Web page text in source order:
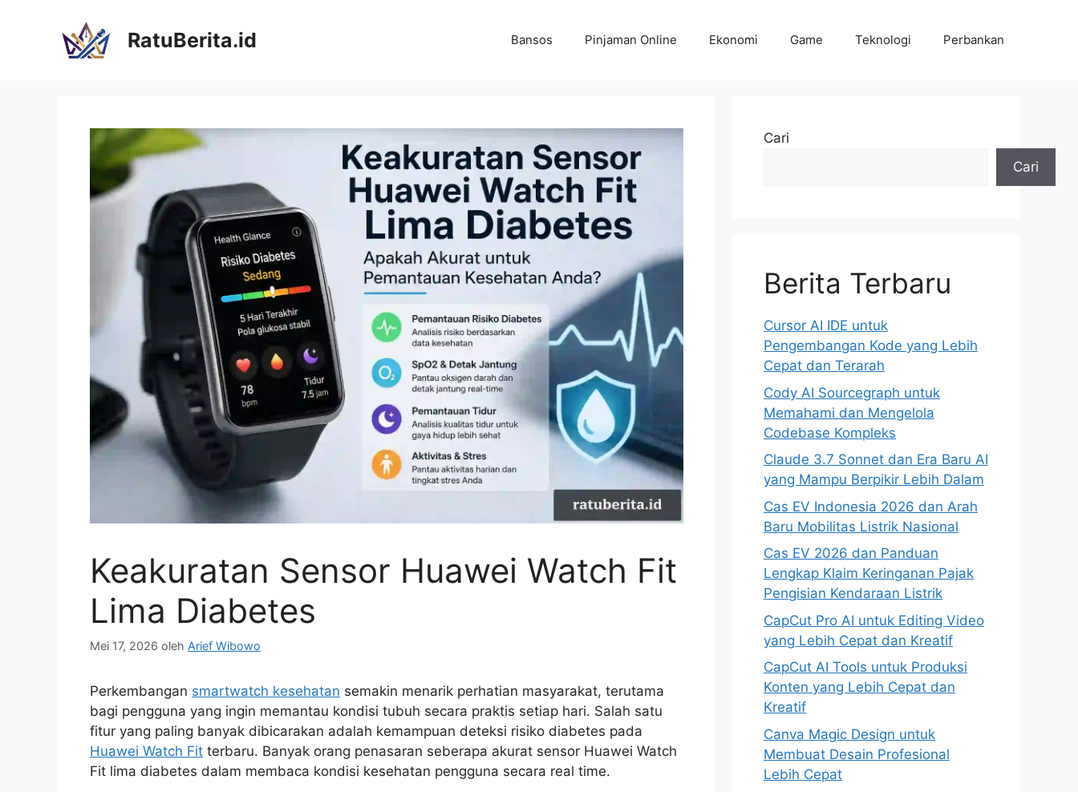
RatuBerita.id Bansos Pinjaman Online Ekonomi Game Teknologi Perbankan
Keakuratan Sensor Huawei Watch Fit
Lima Diabetes
Mei 17, 2026 oleh Arief Wibowo
Perkembangan smartwatch kesehatan semakin menarik perhatian masyarakat, terutama
bagi pengguna yang ingin memantau kondisi tubuh secara praktis setiap hari. Salah satu
fitur yang paling banyak dibicarakan adalah kemampuan deteksi risiko diabetes pada
Huawei Watch Fit terbaru. Banyak orang penasaran seberapa akurat sensor Huawei Watch
Fit lima diabetes dalam membaca kondisi kesehatan pengguna secara real time.
Cari
Cari
Berita Terbaru
Cursor AI IDE untuk
Pengembangan Kode yang Lebih
Cepat dan Terarah
Cody AI Sourcegraph untuk
Memahami dan Mengelola
Codebase Kompleks
Claude 3.7 Sonnet dan Era Baru AI
yang Mampu Berpikir Lebih Dalam
Cas EV Indonesia 2026 dan Arah
Baru Mobilitas Listrik Nasional
Cas EV 2026 dan Panduan
Lengkap Klaim Keringanan Pajak
Pengisian Kendaraan Listrik
CapCut Pro AI untuk Editing Video
yang Lebih Cepat dan Kreatif
CapCut AI Tools untuk Produksi
Konten yang Lebih Cepat dan
Kreatif
Canva Magic Design untuk
Membuat Desain Profesional
Lebih Cepat